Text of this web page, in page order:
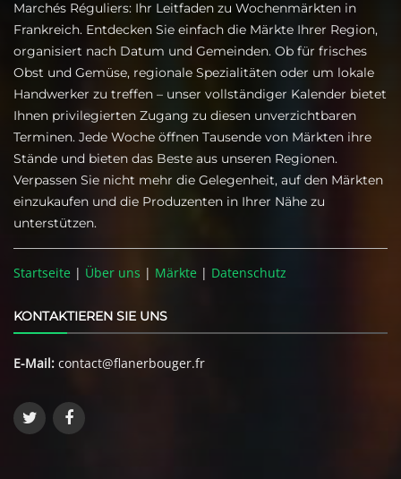
Marchés Réguliers: Ihr Leitfaden zu Wochenmärkten in
Frankreich. Entdecken Sie einfach die Märkte Ihrer Region,
organisiert nach Datum und Gemeinden. Ob für frisches
Obst und Gemüse, regionale Spezialitäten oder um lokale
Handwerker zu treffen – unser vollständiger Kalender bietet
Ihnen privilegierten Zugang zu diesen unverzichtbaren
Terminen. Jede Woche öffnen Tausende von Märkten ihre
Stände und bieten das Beste aus unseren Regionen.
Verpassen Sie nicht mehr die Gelegenheit, auf den Märkten
einzukaufen und die Produzenten in Ihrer Nähe zu
unterstützen.
Startseite | Über uns | Märkte | Datenschutz
KONTAKTIEREN SIE UNS
E-Mail: contact@flanerbouger.fr